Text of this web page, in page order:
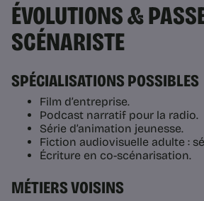
ÉVOLUTIONS &
SCÉNARISTE
SPÉCIALISATIONS POSSIBLES
Film d’entreprise.
Podcast narratif pour la radio.
Série d’animation jeunesse.
Fiction audiovisuelle adulte :
Écriture en co-scénarisation.
MÉTIERS VOISINS